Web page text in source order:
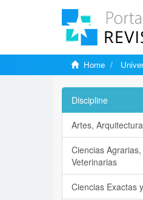
Home
Discipline
Artes,
Ciencias
Veterinarias
Ciencias Exactas